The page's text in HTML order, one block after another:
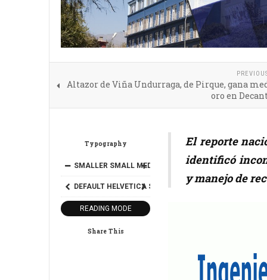
Altazor de Viña Undurraga, de Pirque, gana
oro en
Typography
SMALLER SMALL MEDIUM BIGGER
DEFAULT HELVETICA SEGOE GEORGIA TIMES
READING MODE
Share This
El reporte
identificó
y manejo de